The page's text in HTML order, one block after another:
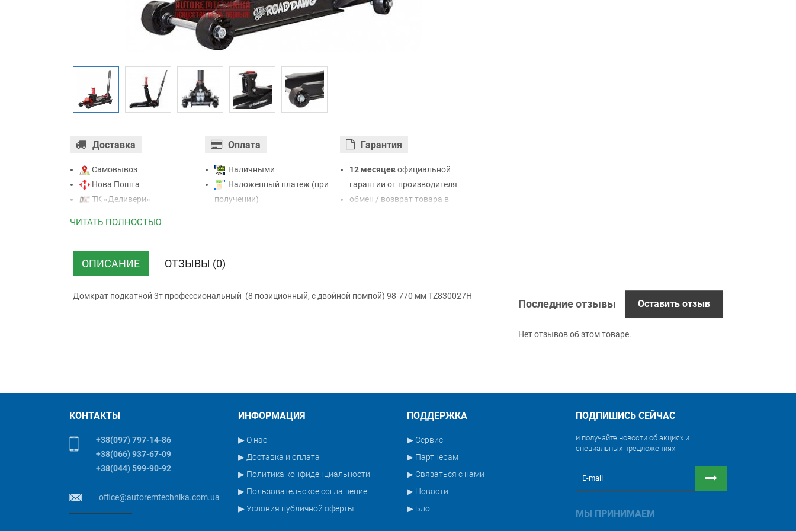
Доставка
Самовывоз
Нова Пошта
ТК «Деливери»
ТК “Justin”
ТК ”УкрПочта”
Оплата
Наличными
Наложенный платеж (при
получении)
Гарантия
12 месяцевофициальной
гарантии от производителя
обмен / возврат товара в
ЧИТАТЬ ПОЛНОСТЬЮ
ОПИСАНИЕ ОТЗЫВЫ (0)
Домкрат подкатной 3т профессиональный (8 позиционный, с двойной помпой) 98-770 мм TZ830027H
Последние отзывы Оставить отзыв
Нет отзывов об этом товаре.
КОНТАКТЫ
+38(097) 797-14-86
+38(066) 937-67-09
+38(044) 599-90-92
office@autoremtechnika.com.ua
ИНФОРМАЦИЯ
▶ О нас
▶ Доставка и оплата
▶ Политика конфиденциальности
▶ Пользовательское соглашение
▶ Условия публичной оферты
ПОДДЕРЖКА
▶ Сервис
▶ Партнерам
▶ Связаться с нами
▶ Новости
▶ Блог
ПОДПИШИСЬ СЕЙЧАС
и получайте новости об акциях и
специальных предложениях
МЫ ПРИНИМАЕМ